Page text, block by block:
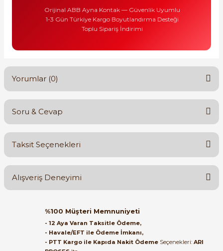
Orijinal ABB Ayna Kontak — Güvenlik Uyumlu
1-3 Gün Türkiye Kargo Boyutlandırma Desteği
Toplu Sipariş İndirimi
Yorumlar (0)
Bu ürüne ilk yorumu siz yapın!
Soru & Cevap
Ürün hakkında henüz soru sorulmamış.
Taksit Seçenekleri
Alışveriş Deneyimi
Orijinal kutusuyla ertesi gün
ulaştı elimize. Teşekkürler.
B... A... | 27/06/2026
%100 Müşteri Memnuniyeti
- 12 Aya Varan Taksitle Ödeme,
- Havale/EFT ile Ödeme İmkanı,
- PTT Kargo ile Kapıda Nakit Ödeme Seçenekleri: ARI